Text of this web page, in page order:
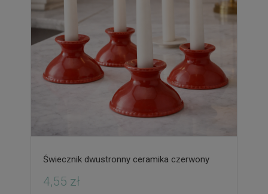
Świecznik dwustronny ceramika czerwony
4,55 zł